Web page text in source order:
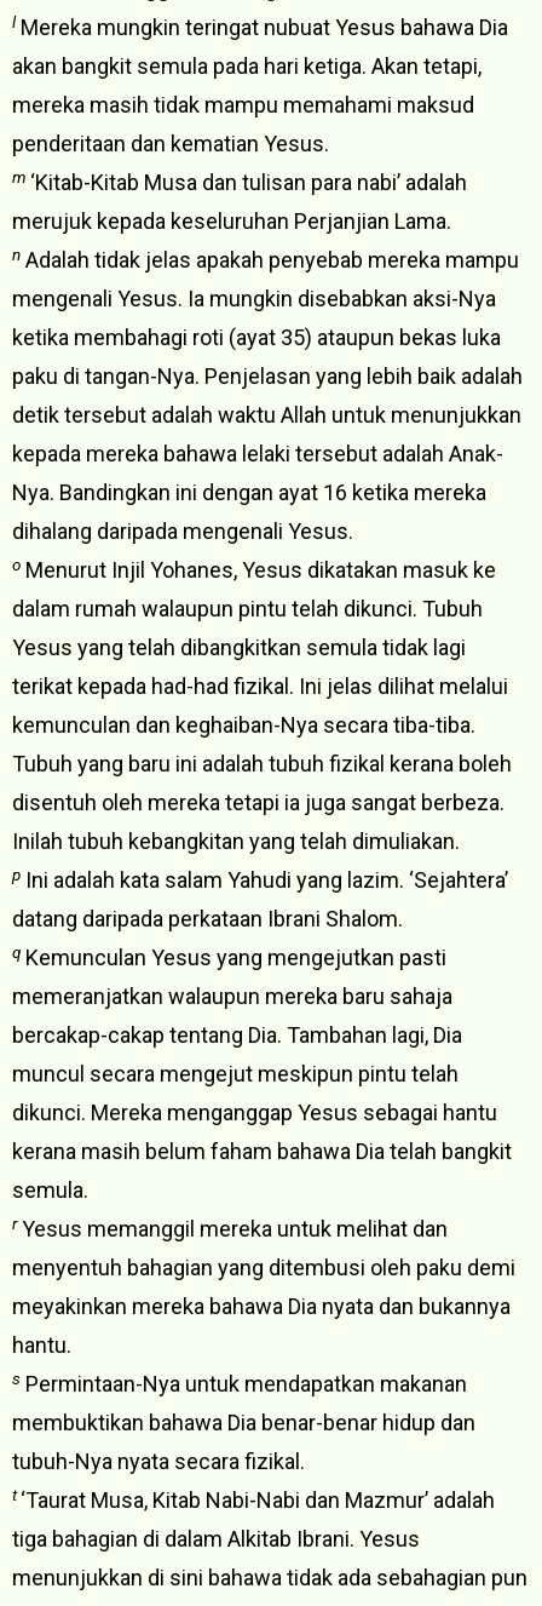
l Mereka mungkin teringat nubuat Yesus bahawa Dia
akan bangkit semula pada hari ketiga. Akan tetapi,
mereka masih tidak mampu memahami maksud
penderitaan dan kematian Yesus.
m ‘Kitab-Kitab Musa dan tulisan para nabi’ adalah
merujuk kepada keseluruhan Perjanjian Lama.
n Adalah tidak jelas apakah penyebab mereka mampu
mengenali Yesus. Ia mungkin disebabkan aksi-Nya
ketika membahagi roti (ayat 35) ataupun bekas luka
paku di tangan-Nya. Penjelasan yang lebih baik adalah
detik tersebut adalah waktu Allah untuk menunjukkan
kepada mereka bahawa lelaki tersebut adalah Anak-
Nya. Bandingkan ini dengan ayat 16 ketika mereka
dihalang daripada mengenali Yesus.
o Menurut Injil Yohanes, Yesus dikatakan masuk ke
dalam rumah walaupun pintu telah dikunci. Tubuh
Yesus yang telah dibangkitkan semula tidak lagi
terikat kepada had-had fizikal. Ini jelas dilihat melalui
kemunculan dan keghaiban-Nya secara tiba-tiba.
Tubuh yang baru ini adalah tubuh fizikal kerana boleh
disentuh oleh mereka tetapi ia juga sangat berbeza.
Inilah tubuh kebangkitan yang telah dimuliakan.
p Ini adalah kata salam Yahudi yang lazim. ‘Sejahtera’
datang daripada perkataan Ibrani Shalom.
q Kemunculan Yesus yang mengejutkan pasti
memeranjatkan walaupun mereka baru sahaja
bercakap-cakap tentang Dia. Tambahan lagi, Dia
muncul secara mengejut meskipun pintu telah
dikunci. Mereka menganggap Yesus sebagai hantu
kerana masih belum faham bahawa Dia telah bangkit
semula.
rYesus memanggil mereka untuk melihat dan
menyentuh bahagian yang ditembusi oleh paku demi
meyakinkan mereka bahawa Dia nyata dan bukannya
hantu.
s Permintaan-Nya untuk mendapatkan makanan
membuktikan bahawa Dia benar-benar hidup dan
tubuh-Nya nyata secara fizikal.
t‘Taurat Musa, Kitab Nabi-Nabi dan Mazmur’ adalah
tiga bahagian di dalam Alkitab Ibrani. Yesus
menunjukkan di sini bahawa tidak ada sebahagian pun